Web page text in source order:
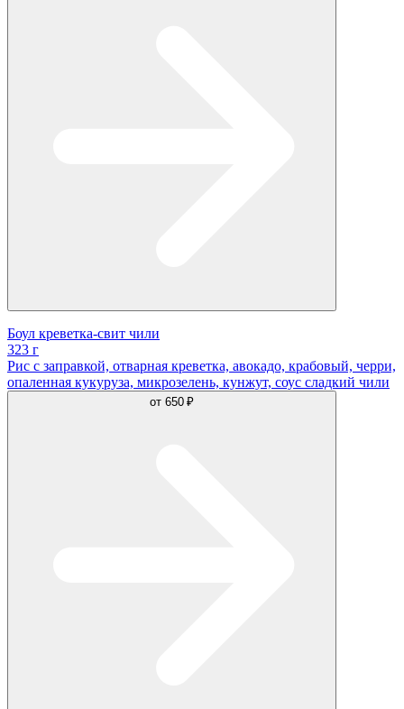
Боул креветка-свит чили
323 г
Рис с заправкой, отварная креветка, авокадо, крабовый, черри,
опаленная кукуруза, микрозелень, кунжут, соус сладкий чили
от 650 ₽